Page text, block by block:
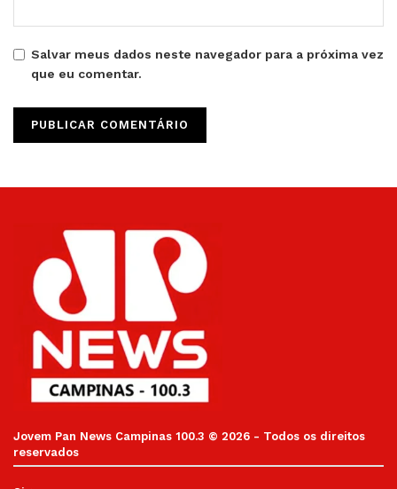
Salvar meus dados neste navegador para a próxima vez
que eu comentar.
Jovem Pan News Campinas 100.3 © 2026 - Todos os direitos
reservados